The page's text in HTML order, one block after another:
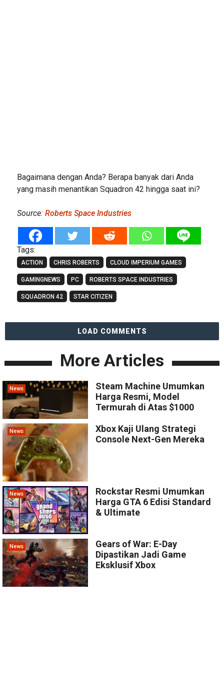
Bagaimana dengan Anda? Berapa banyak dari Anda
yang masih menantikan Squadron 42 hingga saat ini?
Source: Roberts Space Industries
Tags:
ACTION CHRIS ROBERTS CLOUD IMPERIUM GAMES
GAMINGNEWS PC ROBERTS SPACE INDUSTRIES
SQUADRON 42 STAR CITIZEN
LOAD COMMENTS
More Articles
News
Steam Machine Umumkan
Harga Resmi, Model
Termurah di Atas $1000
News
Xbox Kaji Ulang Strategi
Console Next-Gen Mereka
News
Rockstar Resmi Umumkan
Harga GTA 6 Edisi Standard
& Ultimate
News
Gears of War: E-Day
Dipastikan Jadi Game
Eksklusif Xbox